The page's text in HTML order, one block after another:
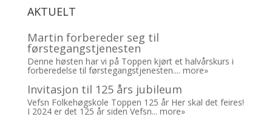
AKTUELT
Martin forbereder seg til
førstegangstjenesten
Denne høsten har vi på Toppen kjørt et halvårskurs i
forberedelse til førstegangstjenesten.... more»
Invitasjon til 125 års jubileum
Vefsn Folkehøgskole Toppen 125 år Her skal det feires!
I 2024 er det 125 år siden Vefsn... more»